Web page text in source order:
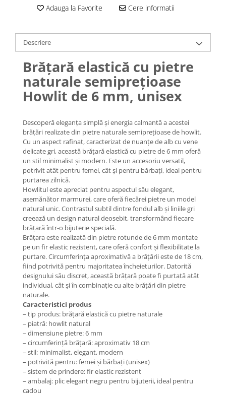
Lănțișoare cu Soare
Lănțișoare cu Animale
Lănțișoare cu Molecule
Lănțișoare cu Pietre Naturale
Lănțișoare Argint Diverse
COLIERE CU PERLE
Coliere cu Perle Preciosa
COLIERE ȘNUR REGLABIL
Coliere cu Inimioare
Coliere cu Cruce
Coliere cu Stea
Coliere cu Soare
Coliere cu Semilună
Coliere cu Zodii
Coliere cu Flori
Coliere cu Animale
Coliere cu Molecule
Coliere Diverse
BRĂȚĂRI
BRĂȚĂRI CU ȘNUR REGLABIL
Brățări din Aur cu șnur reglabil
Brățări din Argint cu șnur reglabil
BRĂȚĂRI CU PIETRE SEMIPREȚIOASE
Brățări din Aur cu pietre
semiprețioase
Brățări din Argint cu pietre
semiprețioase
Adauga la Favorite Cere informatii
Descriere
Brățară elastică cu pietre
naturale semiprețioase
Howlit de 6 mm, unisex
Descoperă eleganța simplă și energia calmantă a acestei
brățări realizate din pietre naturale semiprețioase de howlit.
Cu un aspect rafinat, caracterizat de nuanțe de alb cu vene
delicate gri, această brățară elastică cu pietre de 6 mm oferă
un stil minimalist și modern. Este un accesoriu versatil,
potrivit atât pentru femei, cât și pentru bărbați, ideal pentru
purtarea zilnică.
Howlitul este apreciat pentru aspectul său elegant,
asemănător marmurei, care oferă fiecărei pietre un model
natural unic. Contrastul subtil dintre fondul alb și liniile gri
creează un design natural deosebit, transformând fiecare
brățară într-o bijuterie specială.
Brățara este realizată din pietre rotunde de 6 mm montate
pe un fir elastic rezistent, care oferă confort și flexibilitate la
purtare. Circumferința aproximativă a brățării este de 18 cm,
fiind potrivită pentru majoritatea încheieturilor. Datorită
designului său discret, această brățară poate fi purtată atât
individual, cât și în combinație cu alte brățări din pietre
naturale.
Caracteristici produs
– tip produs: brățară elastică cu pietre naturale
– piatră: howlit natural
– dimensiune pietre: 6 mm
– circumferință brățară: aproximativ 18 cm
– stil: minimalist, elegant, modern
– potrivită pentru: femei și bărbați (unisex)
– sistem de prindere: fir elastic rezistent
– ambalaj: plic elegant negru pentru bijuterii, ideal pentru
cadou